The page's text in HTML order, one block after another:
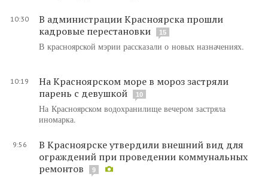
10:30
В администрации Красноярска прошли
кадровые перестановки
15
В красноярской мэрии рассказали о новых назначениях.
10:19
На Красноярском море в мороз застряли
парень с девушкой
10
На Красноярском водохранилище вечером застряла
иномарка.
9:56
В Красноярске утвердили внешний вид для
ограждений при проведении коммунальных
ремонтов
9